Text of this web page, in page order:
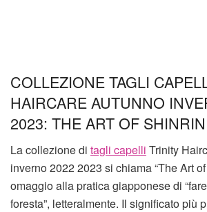
COLLEZIONE TAGLI
HAIRCARE AUTUNNO
2023: THE ART OF
La collezione di tagli capelli Trinity
inverno 2022 2023 si chiama “The Art
omaggio alla pratica giapponese di
foresta”, letteralmente. Il significato più